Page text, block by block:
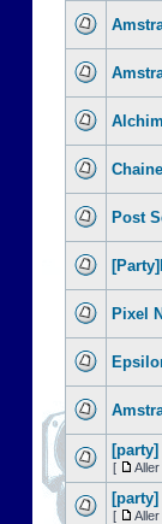
Post
Pixel
[
[